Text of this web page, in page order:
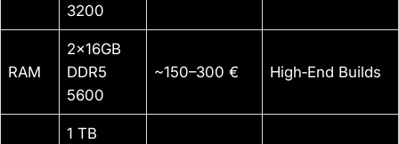
3200
RAM
2x16GB
DDR5
5600
~150–300 € High‑End Builds
1 TB